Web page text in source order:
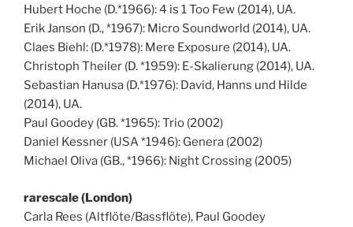
Hubert Hoche (D.*1966): 4 is 1 Too Few (2014), UA.
Erik Janson (D., *1967): Micro Soundworld (2014), UA.
Claes Biehl: (D.*1978): Mere Exposure (2014), UA.
Christoph Theiler (D. *1959): E-Skalierung (2014), UA.
Sebastian Hanusa (D.*1976): David, Hanns und Hilde
(2014), UA.
Paul Goodey (GB. *1965): Trio (2002)
Daniel Kessner (USA *1946): Genera (2002)
Michael Oliva (GB., *1966): Night Crossing (2005)
rarescale (London)
Carla Rees (Altflöte/Bassflöte), Paul Goodey